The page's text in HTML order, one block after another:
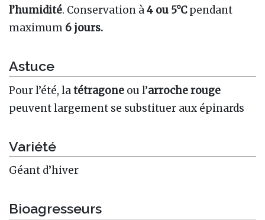
l’humidité. Conservation à4 ou 5°Cpendant
maximum 6 jours.
Astuce
Pour l’été, latétragone ou l’arroche rouge
peuvent largement se substituer aux épinards
Variété
Géant d’hiver
Bioagresseurs